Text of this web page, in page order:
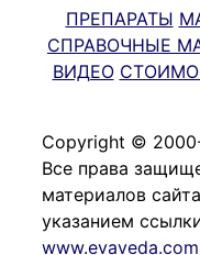
ПРЕПАРАТЫ
СПРАВОЧНЫЕ
ВИДЕО
Copyright ©
Все права
материалов
указанием
www.evaveda.com